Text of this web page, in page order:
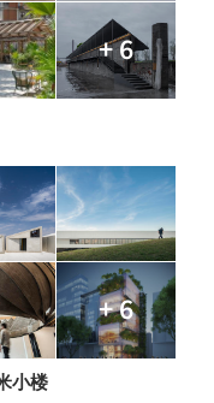
+ 6
+ 6
小楼